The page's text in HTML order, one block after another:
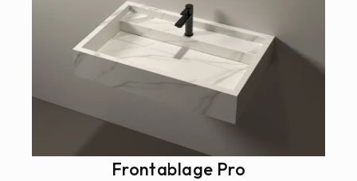
Frontablage Pro